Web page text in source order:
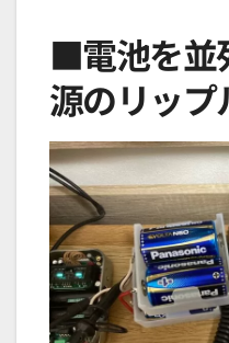
■電池を並
源のリップ